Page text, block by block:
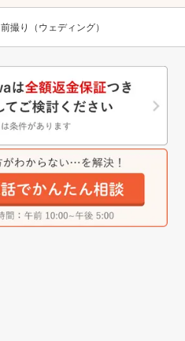
前撮り（ウェディング）